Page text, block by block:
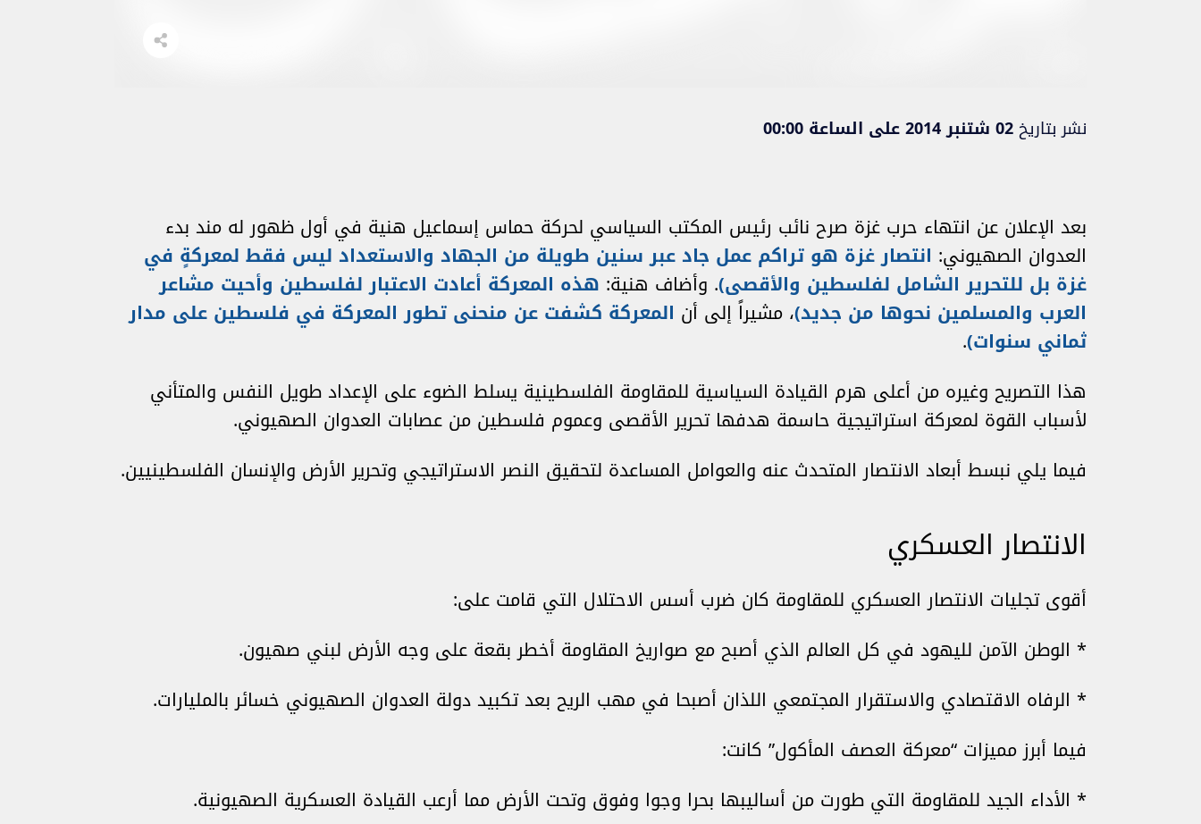
نشر بتاريخ02 شتنبر 2014 على الساعة 00:00
بعد الإعلان عن انتهاء حرب غزة صرح نائب رئيس المكتب السياسي لحركة حماس إسماعيل هنية في أول ظهور له مند بدء
العدوان الصهيوني: انتصار غزة هو تراكم عمل جاد عبر سنين طويلة من الجهاد والاستعداد ليس فقط لمعركةٍ في
غزة بل للتحرير الشامل لفلسطين والأقصى). وأضاف هنية: هذه المعركة أعادت الاعتبار لفلسطين وأحيت مشاعر
العرب والمسلمين نحوها من جديد)، مشيراً إلى أن المعركة كشفت عن منحنى تطور المعركة في فلسطين على مدار
ثماني سنوات).
هذا التصريح وغيره من أعلى هرم القيادة السياسية للمقاومة الفلسطينية يسلط الضوء على الإعداد طويل النفس والمتأني
لأسباب القوة لمعركة استراتيجية حاسمة هدفها تحرير الأقصى وعموم فلسطين من عصابات العدوان الصهيوني.
فيما يلي نبسط أبعاد الانتصار المتحدث عنه والعوامل المساعدة لتحقيق النصر الاستراتيجي وتحرير الأرض والإنسان الفلسطينيين.
الانتصار العسكري
أقوى تجليات الانتصار العسكري للمقاومة كان ضرب أسس الاحتلال التي قامت على:
* الوطن الآمن لليهود في كل العالم الذي أصبح مع صواريخ المقاومة أخطر بقعة على وجه الأرض لبني صهيون.
* الرفاه الاقتصادي والاستقرار المجتمعي اللذان أصبحا في مهب الريح بعد تكبيد دولة العدوان الصهيوني خسائر بالمليارات.
فيما أبرز مميزات “معركة العصف المأكول” كانت:
* الأداء الجيد للمقاومة التي طورت من أساليبها بحرا وجوا وفوق وتحت الأرض مما أرعب القيادة العسكرية الصهيونية.